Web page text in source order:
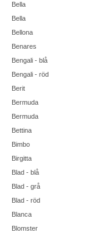
Bella
Bella
Bellona
Benares
Bengali - blå
Bengali - röd
Berit
Bermuda
Bermuda
Bettina
Bimbo
Birgitta
Blad - blå
Blad - grå
Blad - röd
Blanca
Blomster